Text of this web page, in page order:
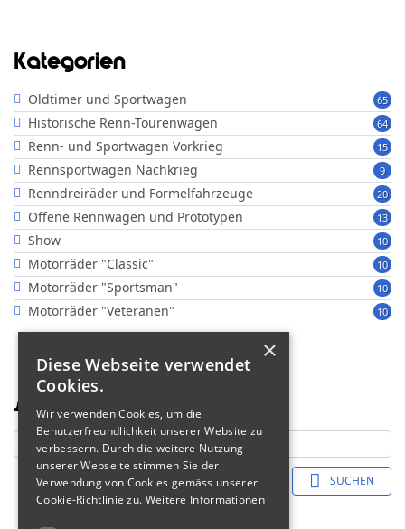
Kategorien
65
Oldtimer und Sportwagen
64
Historische Renn-Tourenwagen
15
Renn- und Sportwagen Vorkrieg
9
Rennsportwagen Nachkrieg
20
Renndreiräder und Formelfahrzeuge
13
Offene Rennwagen und Prototypen
10
Show
10
Motorräder "Classic"
10
Motorräder "Sportsman"
10
Motorräder "Veteranen"
Suche
SUCHEN
×
Diese Webseite verwendet
Cookies.
Wir verwenden Cookies, um die
Benutzerfreundlichkeit unserer Website zu
verbessern. Durch die weitere Nutzung
unserer Webseite stimmen Sie der
Verwendung von Cookies gemäss unserer
Cookie-Richtlinie zu. Weitere Informationen